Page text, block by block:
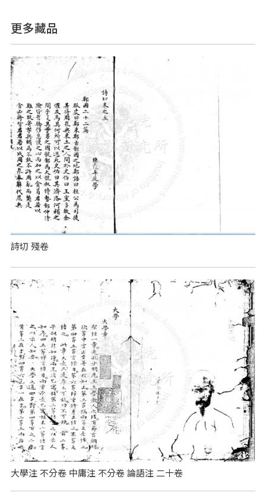
更多藏品
詩切 殘卷
大學注 不分卷 中庸注 不分卷 論語注 二十卷